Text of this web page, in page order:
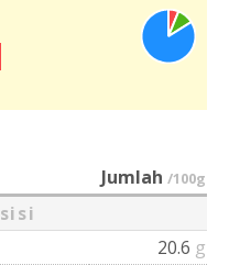
Jumlah /100g
20.6 g